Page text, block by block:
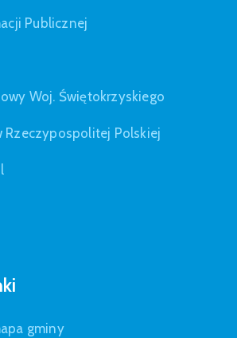
Publicznej
Woj. Świętokrzyskiego
Rzeczypospolitej Polskiej
gminy